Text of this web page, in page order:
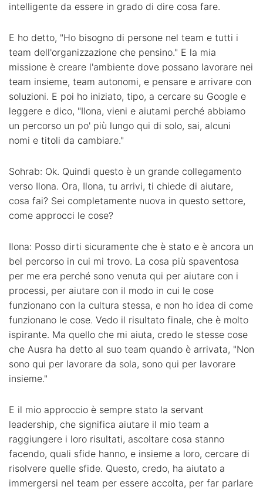
intelligente da essere in grado di dire cosa fare.
E ho detto, "Ho bisogno di persone nel team e tutti i
team dell'organizzazione che pensino." E la mia
missione è creare l'ambiente dove possano lavorare nei
team insieme, team autonomi, e pensare e arrivare con
soluzioni. E poi ho iniziato, tipo, a cercare su Google e
leggere e dico, "Ilona, vieni e aiutami perché abbiamo
un percorso un po' più lungo qui di solo, sai, alcuni
nomi e titoli da cambiare."
Sohrab: Ok. Quindi questo è un grande collegamento
verso Ilona. Ora, Ilona, tu arrivi, ti chiede di aiutare,
cosa fai? Sei completamente nuova in questo settore,
come approcci le cose?
Ilona: Posso dirti sicuramente che è stato e è ancora un
bel percorso in cui mi trovo. La cosa più spaventosa
per me era perché sono venuta qui per aiutare con i
processi, per aiutare con il modo in cui le cose
funzionano con la cultura stessa, e non ho idea di come
funzionano le cose. Vedo il risultato finale, che è molto
ispirante. Ma quello che mi aiuta, credo le stesse cose
che Ausra ha detto al suo team quando è arrivata, "Non
sono qui per lavorare da sola, sono qui per lavorare
insieme."
E il mio approccio è sempre stato la servant
leadership, che significa aiutare il mio team a
raggiungere i loro risultati, ascoltare cosa stanno
facendo, quali sfide hanno, e insieme a loro, cercare di
risolvere quelle sfide. Questo, credo, ha aiutato a
immergersi nel team per essere accolta, per far parlare